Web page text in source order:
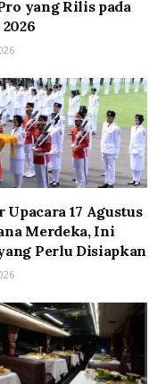
yang Rilis pada
Upacara 17 Agustus
Merdeka, Ini
Perlu Disiapkan